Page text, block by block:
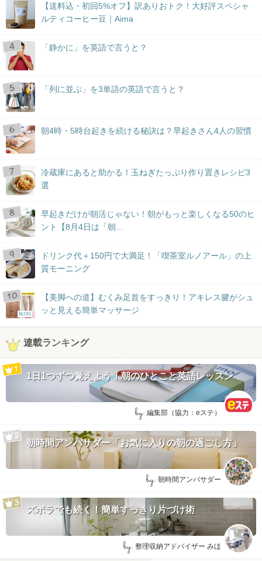
【送料込・初回5%オフ】訳ありおトク！大好評スペシャ
ルティコーヒー豆｜Aima
「静かに」を英語で言うと？
「列に並ぶ」を3単語の英語で言うと？
朝4時・5時台起きを続ける秘訣は？早起きさん4人の習慣
冷蔵庫にあると助かる！玉ねぎたっぷり作り置きレシピ3
選
早起きだけが朝活じゃない！朝がもっと楽しくなる50のヒ
ント【8月4日は「朝...
ドリンク代＋150円で大満足！「喫茶室ルノアール」の上
質モーニング
BLOG
【美脚への道】むくみ足首をすっきり！アキレス腱がシュ
ッと見える簡単マッサージ
連載ランキング
1日1つずつ覚えよう！朝のひとこと英語レッスン
by: 編集部（協力：eステ）
朝時間アンバサダー「お気に入りの朝の過ごし方」
by: 朝時間アンバサダー
ズボラでも続く！簡単すっきり片づけ術
by: 整理収納アドバイザー みほ